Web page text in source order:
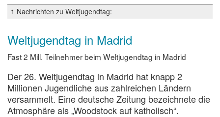
1 Nachrichten zu Weltjugendtag:
Weltjugendtag in Madrid
Fast 2 Mill. Teilnehmer beim Weltjugendtag in Madrid
Der 26. Weltjugendtag in Madrid hat knapp 2
Millionen Jugendliche aus zahlreichen Ländern
versammelt. Eine deutsche Zeitung bezeichnete die
Atmosphäre als „Woodstock auf katholisch“.